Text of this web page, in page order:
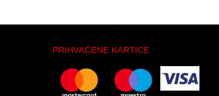
PRIHVAĆENE KARTICE